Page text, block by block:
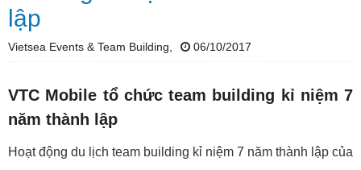
lập
Vietsea Events & Team Building, 06/10/2017
VTC Mobile tổ chức team building kỉ niệm 7
năm thành lập
Hoạt động du lịch team building kỉ niệm 7 năm thành lập của